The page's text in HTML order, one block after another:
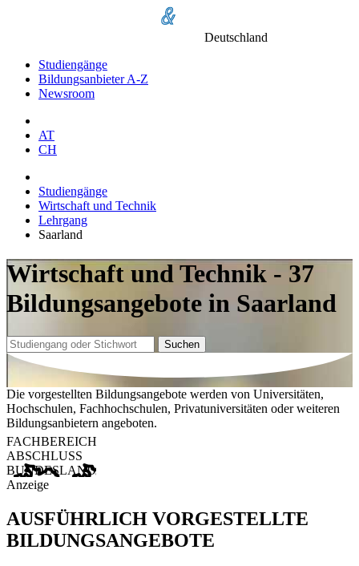
Deutschland
Studiengänge
Bildungsanbieter A-Z
Newsroom
AT
CH
Studiengänge
Wirtschaft und Technik
Lehrgang
Saarland
Wirtschaft und Technik - 37
Bildungsangebote in Saarland
Suchen
Die vorgestellten Bildungsangebote werden von Universitäten,
Hochschulen, Fachhochschulen, Privatuniversitäten oder weiteren
Bildungsanbietern angeboten.
FACHBEREICH
ABSCHLUSS
BUNDESLAND
Anzeige
AUSFÜHRLICH VORGESTELLTE
BILDUNGSANGEBOTE